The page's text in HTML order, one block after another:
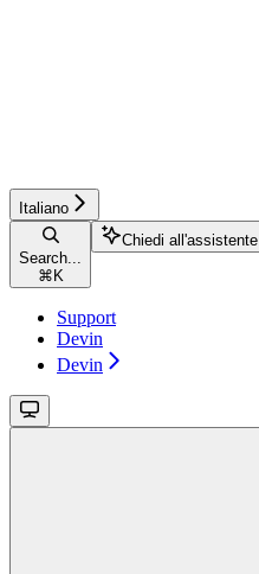
Italiano
Search...
⌘ K
Chiedi all'assistente
Support
Devin
Devin